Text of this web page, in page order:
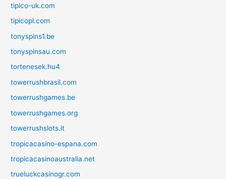
tipico-uk.com
tipicopl.com
tonyspins1.be
tonyspinsau.com
tortenesek.hu4
towerrushbrasil.com
towerrushgames.be
towerrushgames.org
towerrushslots.it
tropicacasino-espana.com
tropicacasinoaustralia.net
trueluckcasinogr.com